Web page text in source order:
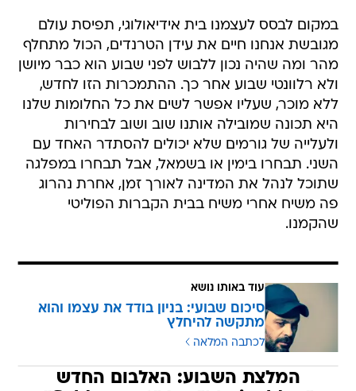
במקום לבסס לעצמנו בית אידיאולוגי, תפיסת עולם
מגובשת אנחנו חיים את עידן הטרנדים, הכול מתחלף
מהר ומה שהיה נכון ללבוש לפני שבוע הוא כבר מיושן
ולא רלוונטי שבוע אחר כך. ההתמכרות הזו לחדש,
ללא מוכר, שעליו אפשר לשים את כל החלומות שלנו
היא תכונה שמובילה אותנו שוב ושוב לבחירות
ולעלייה של גורמים שלא יכולים להסתדר האחד עם
השני. תבחרו בימין או בשמאל, אבל תבחרו במפלגה
שתוכל לנהל את המדינה לאורך זמן, אחרת נהרוג
פה משיח אחרי משיח בבית הקברות הפוליטי
שהקמנו.
עוד באותו נושא
סיכום שבועי: בניון בודד את עצמו והוא
מתקשה להיחלץ
לכתבה המלאה
המלצת השבוע: האלבום החדש